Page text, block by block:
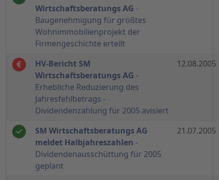
Wirtschaftsberatungs AG -
Baugenehmigung für größtes
Wohnimmobilienprojekt der
Firmengeschichte erteilt
HV-Bericht SM
Wirtschaftsberatungs AG -
Erhebliche Reduzierung des
Jahresfehlbetrags -
Dividendenzahlung für 2005 avisiert
12.08.2005
SM Wirtschaftsberatungs AG
meldet Halbjahreszahlen -
Dividendenausschüttung für 2005
geplant
21.07.2005